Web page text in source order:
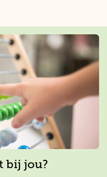
bij jou?